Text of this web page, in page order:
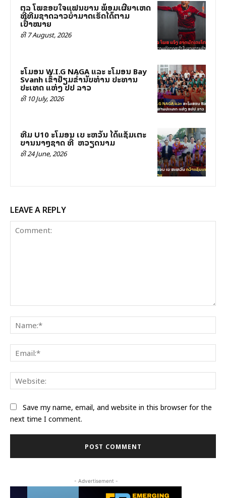
ສຕລ ໂພສຂອບໃຈແຟນບານ ພ້ອມເຜີຍສາເຫດ
ທີ່ທີມຊາດລາວບໍ່ສາມາດເຮັດໄດ້ຕາມ
ເປົ້າໝາຍ
ທີ 7 August, 2026
ສະໂມສອນ W.I.G NAGA ແລະ ສະໂມສອນ Bay
Svanh ເຂົ້າຢ້ຽມຂ່ຳນັບທ່ານ ປະທານ
ປະເທດ ແຫ່ງ ສປປ ລາວ
ທີ 10 July, 2026
ທີມ U10 ສະໂມສອນ ເບ ສະຫວັນ ໄດ້ແຊັມເຕະ
ບານນາໆຊາດ ທີ່ ສສ ຫວຽດນາມ
ທີ 24 June, 2026
LEAVE A REPLY
Save my name, email, and website in this browser for the
next time I comment.
- Advertisement -